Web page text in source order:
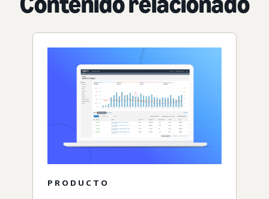
PRODUCTO